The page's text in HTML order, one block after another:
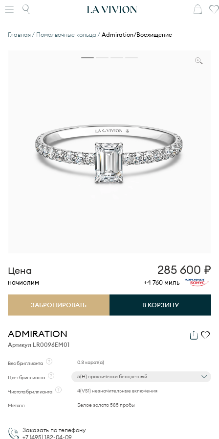
Главная Помолвочные кольца Admiration/Восхищение
ADMIRATION
Артикул LR0096EM01
Вес бриллианта 0.3 карат(а)
Цвет бриллианта 5(H) практически бесцветный
Чистота бриллианта 4(VS1) незначительные включения
Металл Белое золото 585 пробы
Цена 285 600 ₽
начислим +4 760 миль
ЗАБРОНИРОВАТЬ В КОРЗИНУ
Заказать по телефону
+7 (495) 182-04-09